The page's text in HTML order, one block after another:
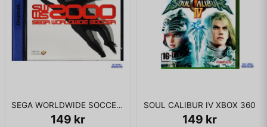
SEGA WORLDWIDE SOCCER 2000 DREAMCAST
149 kr
SOUL CALIBUR IV XBOX 360
149 kr